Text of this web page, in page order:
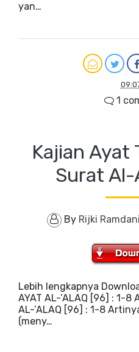
yan…
1
Kajian Ayat
Surat Al-
By Rijki Ramdani
Lebih lengkapnya
AYAT AL-’ALAQ [96] : 1-
AL-’ALAQ [96] : 1-8
(meny…